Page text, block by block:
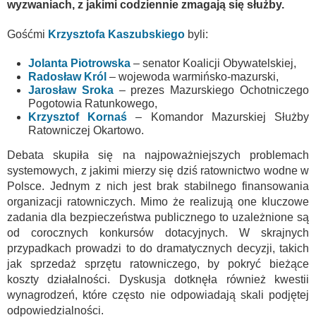
wyzwaniach, z jakimi codziennie zmagają się służby.
Gośćmi Krzysztofa Kaszubskiego byli:
Jolanta Piotrowska – senator Koalicji Obywatelskiej,
Radosław Król – wojewoda warmińsko-mazurski,
Jarosław Sroka– prezes Mazurskiego Ochotniczego
Pogotowia Ratunkowego,
Krzysztof Kornaś – Komandor Mazurskiej Służby
Ratowniczej Okartowo.
Debata skupiła się na najpoważniejszych problemach
systemowych, z jakimi mierzy się dziś ratownictwo wodne w
Polsce. Jednym z nich jest brak stabilnego finansowania
organizacji ratowniczych. Mimo że realizują one kluczowe
zadania dla bezpieczeństwa publicznego to uzależnione są
od corocznych konkursów dotacyjnych. W skrajnych
przypadkach prowadzi to do dramatycznych decyzji, takich
jak sprzedaż sprzętu ratowniczego, by pokryć bieżące
koszty działalności. Dyskusja dotknęła również kwestii
wynagrodzeń, które często nie odpowiadają skali podjętej
odpowiedzialności.